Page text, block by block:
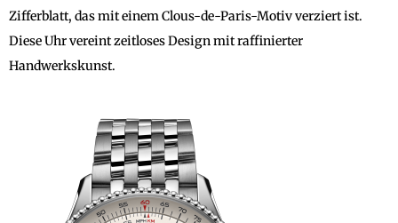
Zifferblatt, das mit einem Clous-de-Paris-Motiv verziert ist.
Diese Uhr vereint zeitloses Design mit raffinierter
Handwerkskunst.